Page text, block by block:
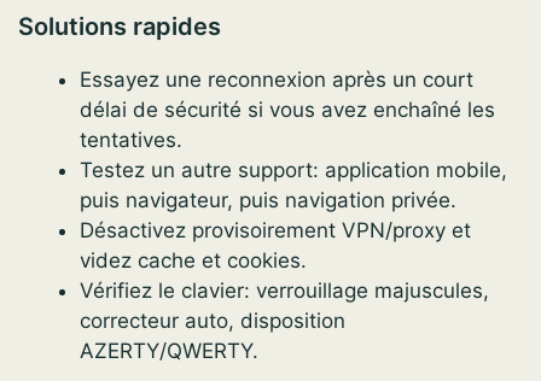
Solutions rapides
Essayez une reconnexion après un court
délai de sécurité si vous avez enchaîné les
tentatives.
Testez un autre support: application mobile,
puis navigateur, puis navigation privée.
Désactivez provisoirement VPN/proxy et
videz cache et cookies.
Vérifiez le clavier: verrouillage majuscules,
correcteur auto, disposition
AZERTY/QWERTY.